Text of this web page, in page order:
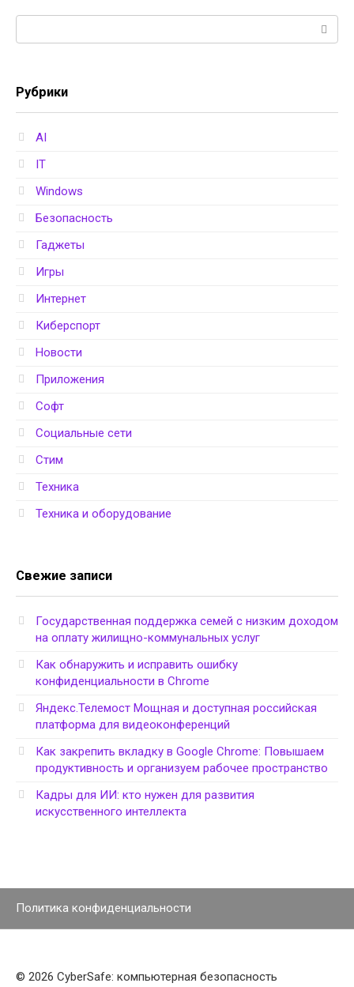
Рубрики
AI
IT
Windows
Безопасность
Гаджеты
Игры
Интернет
Киберспорт
Новости
Приложения
Софт
Социальные сети
Стим
Техника
Техника и оборудование
Свежие записи
Государственная поддержка семей с низким доходом
на оплату жилищно-коммунальных услуг
Как обнаружить и исправить ошибку
конфиденциальности в Chrome
Яндекс.Телемост Мощная и доступная российская
платформа для видеоконференций
Как закрепить вкладку в Google Chrome: Повышаем
продуктивность и организуем рабочее пространство
Кадры для ИИ: кто нужен для развития
искусственного интеллекта
Политика конфиденциальности
© 2026 CyberSafe: компьютерная безопасность